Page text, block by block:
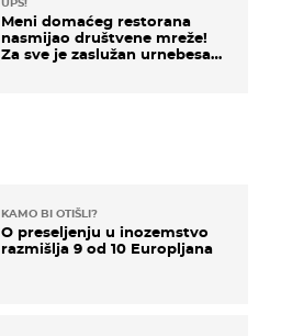
Meni domaćeg restorana
nasmijao društvene mreže!
Za sve je zaslužan urnebesan
KAMO BI OTIŠLI?
O preseljenju u inozemstvo
razmišlja 9 od 10 Europljana